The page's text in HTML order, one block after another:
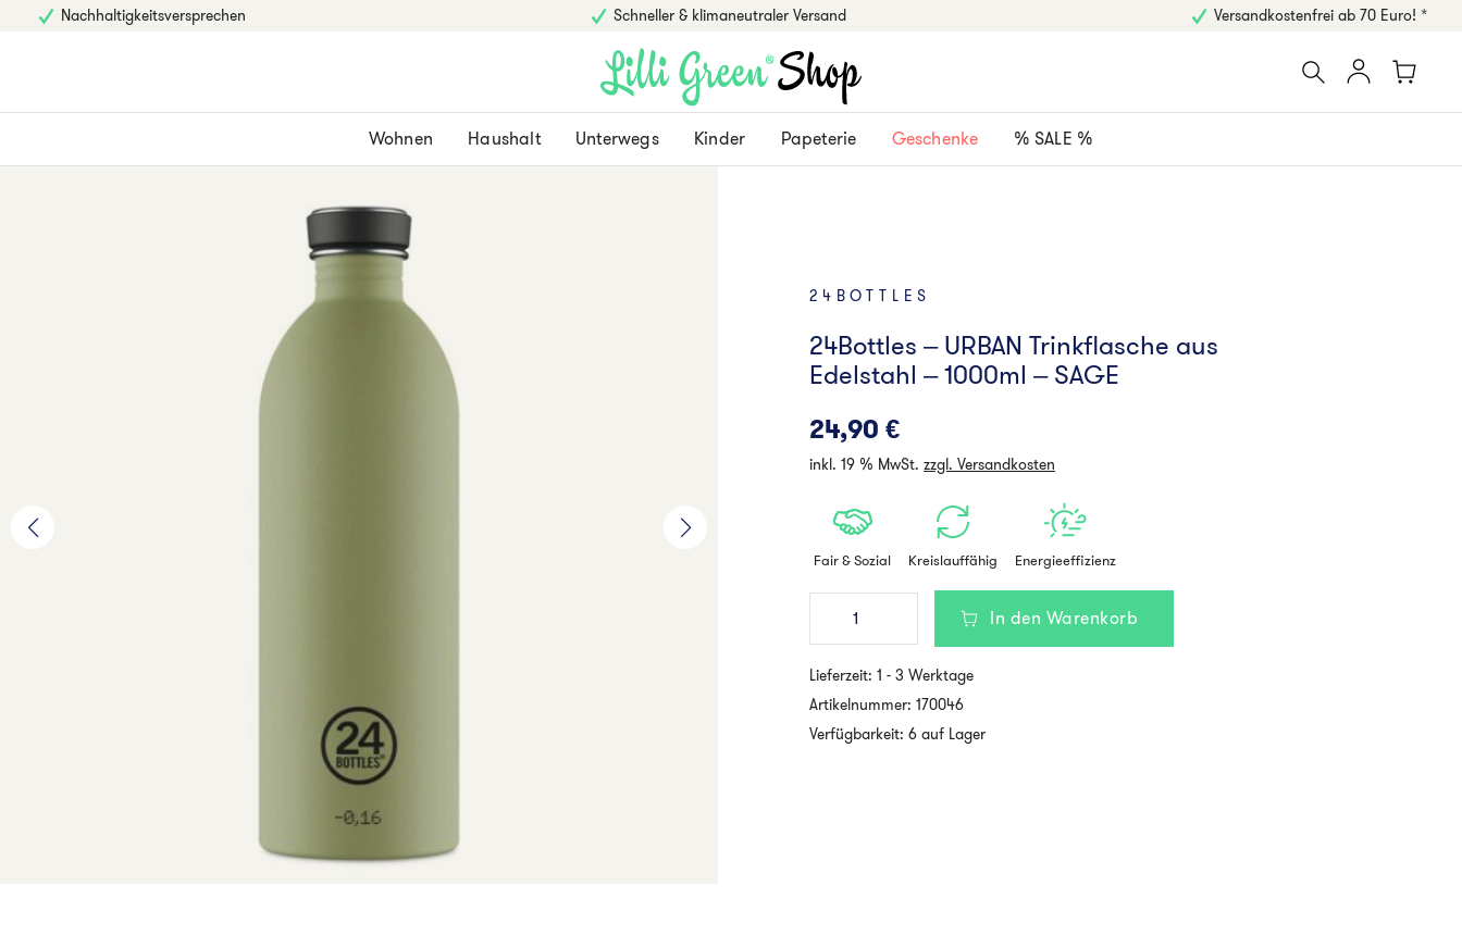
Nachhaltigkeitsversprechen Schneller & klimaneutraler Versand Versandkostenfrei ab 70 Euro! *
Wohnen Haushalt Unterwegs Kinder Papeterie Geschenke % SALE %
24BOTTLES
24Bottles – URBAN Trinkflasche aus
Edelstahl – 1000ml – SAGE
24,90 €
inkl. 19 % MwSt. zzgl. Versandkosten
Fair & Sozial Kreislauffähig Energieeffizienz
24Bottles
URBAN
aus
Edelstahl
1000ml
In den Warenkorb
Lieferzeit: 1 - 3 Werktage
Artikelnummer: 170046
Verfügbarkeit: 6 auf Lager